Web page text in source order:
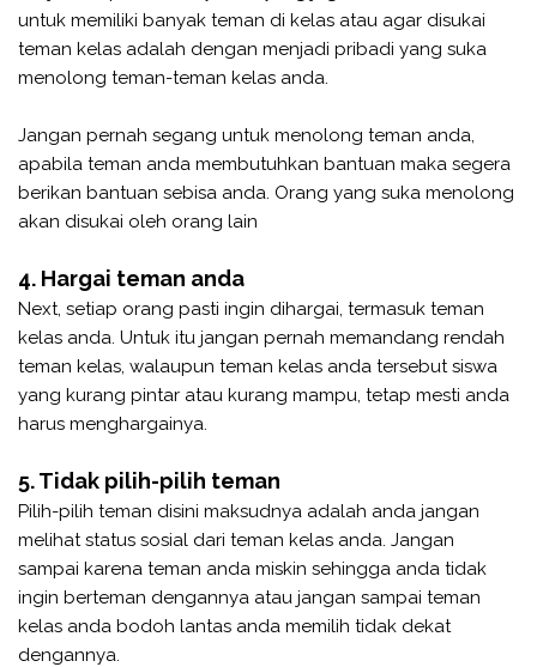
untuk memiliki banyak teman di kelas atau agar disukai
teman kelas adalah dengan menjadi pribadi yang suka
menolong teman-teman kelas anda.
Jangan pernah segang untuk menolong teman anda,
apabila teman anda membutuhkan bantuan maka segera
berikan bantuan sebisa anda. Orang yang suka menolong
akan disukai oleh orang lain
4. Hargai teman anda
Next, setiap orang pasti ingin dihargai, termasuk teman
kelas anda. Untuk itu jangan pernah memandang rendah
teman kelas, walaupun teman kelas anda tersebut siswa
yang kurang pintar atau kurang mampu, tetap mesti anda
harus menghargainya.
5. Tidak pilih-pilih teman
Pilih-pilih teman disini maksudnya adalah anda jangan
melihat status sosial dari teman kelas anda. Jangan
sampai karena teman anda miskin sehingga anda tidak
ingin berteman dengannya atau jangan sampai teman
kelas anda bodoh lantas anda memilih tidak dekat
dengannya.